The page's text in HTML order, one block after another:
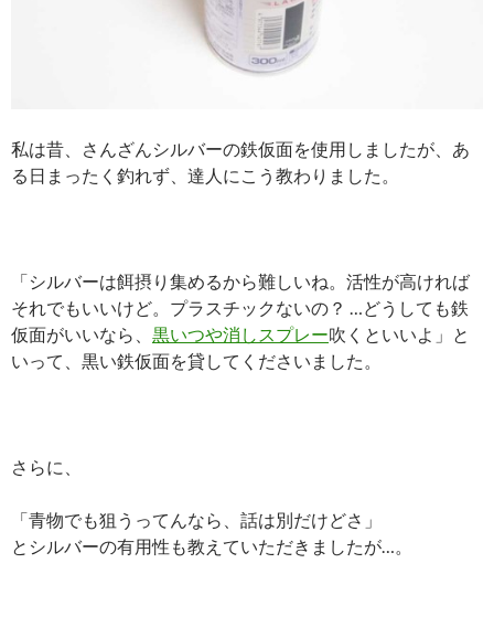
私は昔、さんざんシルバーの鉄仮面を使用しましたが、あ
る日まったく釣れず、達人にこう教わりました。
「シルバーは餌摂り集めるから難しいね。活性が高ければ
それでもいいけど。プラスチックないの？ …どうしても鉄
仮面がいいなら、 黒いつや消しスプレー吹くといいよ」と
いって、黒い鉄仮面を貸してくださいました。
さらに、
「青物でも狙うってんなら、話は別だけどさ」
とシルバーの有用性も教えていただきましたが…。